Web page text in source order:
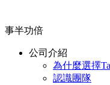
事半功倍
公司介紹
為什麼選擇
認識團隊